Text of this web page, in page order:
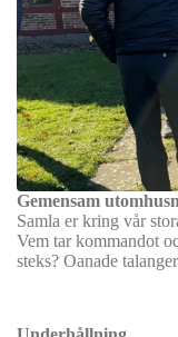
Gemensam
Samla er kring vår
Vem tar kommandot
steks? Oanade